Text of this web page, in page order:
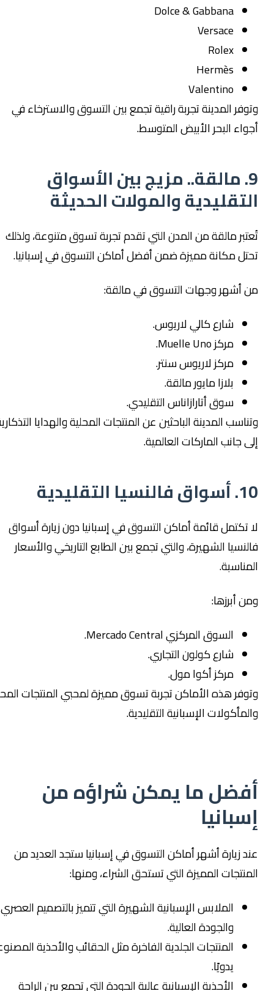
Dolce & Gabbana
Versace
Rolex
Hermès
Valentino
المدينة تجربة راقية تجمع بين التسوق والاسترخاء في
البحر الأبيض المتوسط.
9. مالقة.. مزيج بين الأسواق
والمولات الحديثة
مالقة من المدن التي تقدم تجربة تسوق متنوعة، ولذلك
مكانة مميزة ضمن أفضل أماكن التسوق في إسبانيا.
أشهر وجهات التسوق في مالقة:
شارع كالي لاريوس.
مركز Muelle Uno.
مركز لاريوس سنتر.
بلازا مايور مالقة.
سوق أتارازاناس التقليدي.
المدينة الباحثين عن المنتجات المحلية والهدايا التذكارية
جانب الماركات العالمية.
تكتمل قائمة أماكن التسوق في إسبانيا دون زيارة أسواق
الشهيرة، والتي تجمع بين الطابع التاريخي والأسعار
أبرزها:
السوق المركزي Mercado Central.
شارع كولون التجاري.
مركز أكوا مول.
هذه الأماكن تجربة تسوق مميزة لمحبي المنتجات المحلية
الإسبانية التقليدية.
ما يمكن شراؤه من
زيارة أشهر أماكن التسوق في إسبانيا ستجد العديد من
المميزة التي تستحق الشراء، ومنها:
الملابس الإسبانية الشهيرة التي تتميز بالتصميم العصري
والجودة العالية.
المنتجات الجلدية الفاخرة مثل الحقائب والأحذية المصنوعة
يدويًا.
الأحذية الإسبانية عالية الجودة التي تجمع بين الراحة